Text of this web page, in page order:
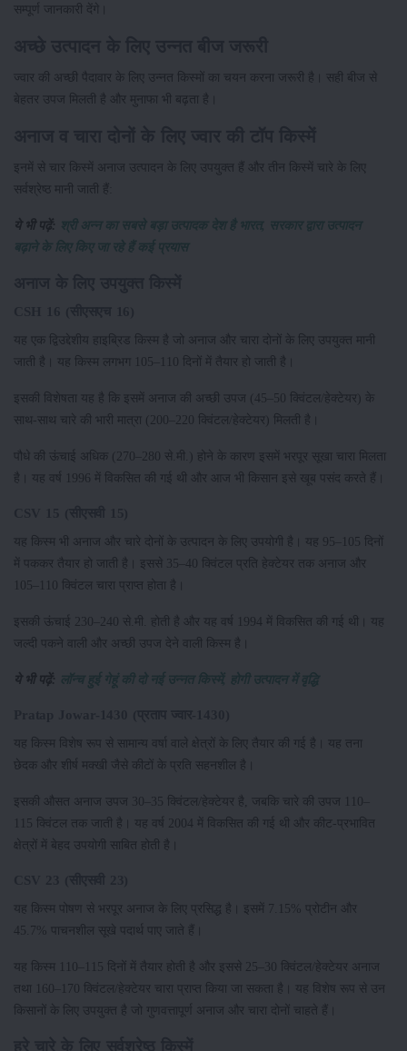
सम्पूर्ण जानकारी देंगे।
ज्वार की अच्छी पैदावार के लिए उन्नत किस्मों का चयन करना जरूरी है। सही बीज से
बेहतर उपज मिलती है और मुनाफा भी बढ़ता है।
इनमें से चार किस्में अनाज उत्पादन के लिए उपयुक्त हैं और तीन किस्में चारे के लिए
सर्वश्रेष्ठ मानी जाती हैं:
ये भी पढ़ें: श्री अन्न का सबसे बड़ा उत्पादक देश है भारत, सरकार द्वारा उत्पादन
बढ़ाने के लिए किए जा रहे हैं कई प्रयास
यह एक द्विउद्देशीय हाइब्रिड किस्म है जो अनाज और चारा दोनों के लिए उपयुक्त मानी
जाती है। यह किस्म लगभग 105–110 दिनों में तैयार हो जाती है।
इसकी विशेषता यह है कि इसमें अनाज की अच्छी उपज (45–50 क्विंटल/हेक्टेयर) के
साथ-साथ चारे की भारी मात्रा (200–220 क्विंटल/हेक्टेयर) मिलती है।
पौधे की ऊंचाई अधिक (270–280 से.मी.) होने के कारण इसमें भरपूर सूखा चारा मिलता
है। यह वर्ष 1996 में विकसित की गई थी और आज भी किसान इसे खूब पसंद करते हैं।
यह किस्म भी अनाज और चारे दोनों के उत्पादन के लिए उपयोगी है। यह 95–105 दिनों
में पककर तैयार हो जाती है। इससे 35–40 क्विंटल प्रति हेक्टेयर तक अनाज और
105–110 क्विंटल चारा प्राप्त होता है।
इसकी ऊंचाई 230–240 से.मी. होती है और यह वर्ष 1994 में विकसित की गई थी। यह
जल्दी पकने वाली और अच्छी उपज देने वाली किस्म है।
ये भी पढ़ें: लॉन्च हुई गेहूं की दो नई उन्नत किस्में, होगी उत्पादन में वृद्धि
यह किस्म विशेष रूप से सामान्य वर्षा वाले क्षेत्रों के लिए तैयार की गई है। यह तना
छेदक और शीर्ष मक्खी जैसे कीटों के प्रति सहनशील है।
इसकी औसत अनाज उपज 30–35 क्विंटल/हेक्टेयर है, जबकि चारे की उपज 110–
115 क्विंटल तक जाती है। यह वर्ष 2004 में विकसित की गई थी और कीट-प्रभावित
क्षेत्रों में बेहद उपयोगी साबित होती है।
यह किस्म पोषण से भरपूर अनाज के लिए प्रसिद्ध है। इसमें 7.15% प्रोटीन और
45.7% पाचनशील सूखे पदार्थ पाए जाते हैं।
यह किस्म 110–115 दिनों में तैयार होती है और इससे 25–30 क्विंटल/हेक्टेयर अनाज
तथा 160–170 क्विंटल/हेक्टेयर चारा प्राप्त किया जा सकता है। यह विशेष रूप से उन
किसानों के लिए उपयुक्त है जो गुणवत्तापूर्ण अनाज और चारा दोनों चाहते हैं।